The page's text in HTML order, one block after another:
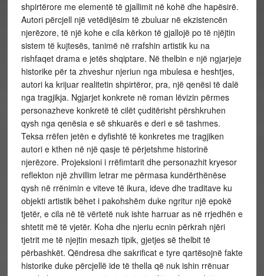
shpirtërore me elementë të gjallimit në kohë dhe hapësirë.
Autori përcjell një vetëdijësim të zbuluar në ekzistencën
njerëzore, të një kohe e cila kërkon të gjallojë po të njëjtin
sistem të kujtesës, tanimë në rrafshin artistik ku na
rishfaqet drama e jetës shqiptare. Në thelbin e një ngjarjeje
historike për ta zhveshur njeriun nga mbulesa e heshtjes,
autori ka krijuar realitetin shpirtëror, pra, një qenësi të dalë
nga tragjikja. Ngjarjet konkrete në roman lëvizin përmes
personazheve konkretë të cilët çuditërisht përshkruhen
qysh nga qenësia e së shkuarës e deri e së tashmes.
Teksa rrëfen jetën e dyfishtë të konkretes me tragjiken
autori e kthen në një qasje të përjetshme historinë
njerëzore. Projeksioni i rrëfimtarit dhe personazhit kryesor
reflekton një zhvillim letrar me përmasa kundërthënëse
qysh në rrënimin e viteve të ikura, ideve dhe traditave ku
objekti artistik bëhet i pakohshëm duke ngritur një epokë
tjetër, e cila në të vërtetë nuk ishte harruar as në rrjedhën e
shtetit më të vjetër. Koha dhe njeriu ecnin përkrah njëri
tjetrit me të njejtin mesazh tipik, gjetjes së thelbit të
përbashkët. Qëndresa dhe sakrificat e tyre qartësojnë fakte
historike duke përcjellë ide të thella që nuk ishin rrënuar